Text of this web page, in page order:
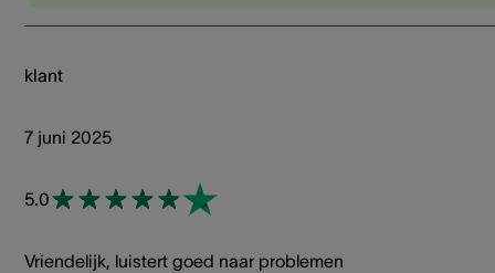
klant
7 juni 2025
5.0
Vriendelijk, luistert goed naar problemen